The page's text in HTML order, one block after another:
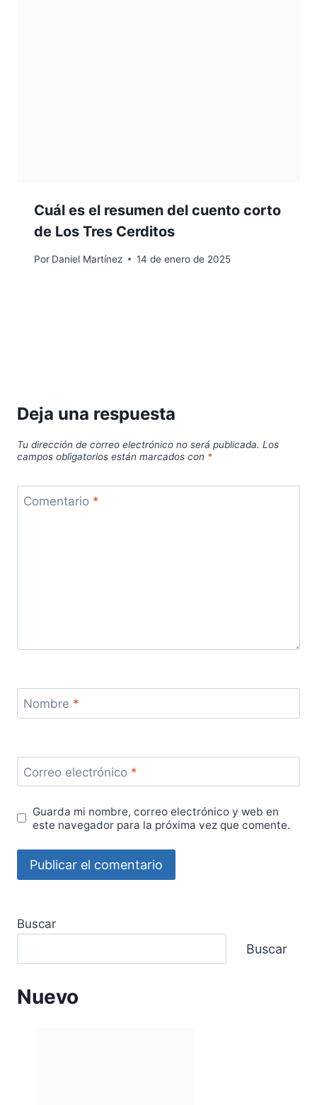
Cuál es el resumen del cuento corto
de Los Tres Cerditos
Por Daniel Martínez 14 de enero de 2025
Deja una respuesta
Tu dirección de correo electrónico no será publicada. Los
campos obligatorios están marcados con *
Comentario *
Nombre *
Correo electrónico *
Guarda mi nombre, correo electrónico y web en
este navegador para la próxima vez que comente.
Buscar
Buscar
Nuevo